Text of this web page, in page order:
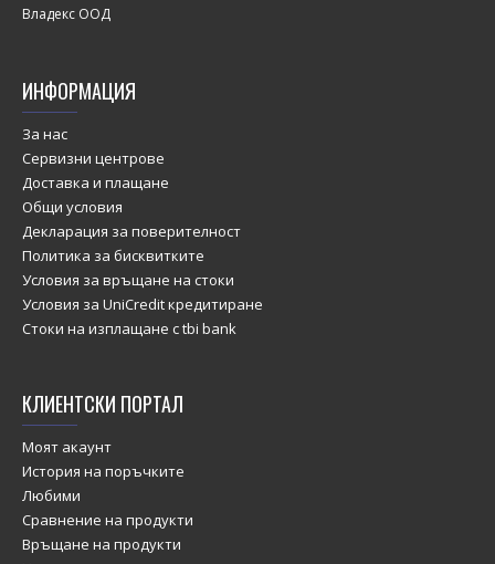
Владекс ООД
ИНФОРМАЦИЯ
За нас
Сервизни центрове
Доставка и плащане
Общи условия
Декларация за поверителност
Политика за бисквитките
Условия за връщане на стоки
Условия за UniCredit кредитиране
Стоки на изплащане с tbi bank
КЛИЕНТСКИ ПОРТАЛ
Моят акаунт
История на поръчките
Любими
Сравнение на продукти
Връщане на продукти